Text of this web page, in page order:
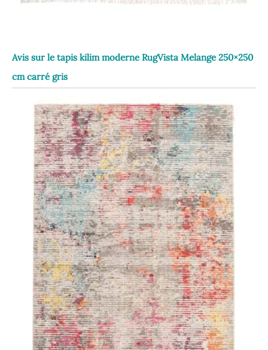
Avis sur le tapis kilim moderne RugVista Melange 250×250
cm carré gris